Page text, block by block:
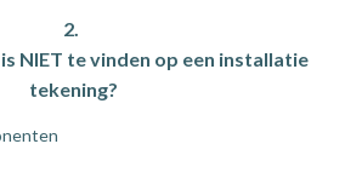
2.
NIET te vinden op een installatie
tekening?